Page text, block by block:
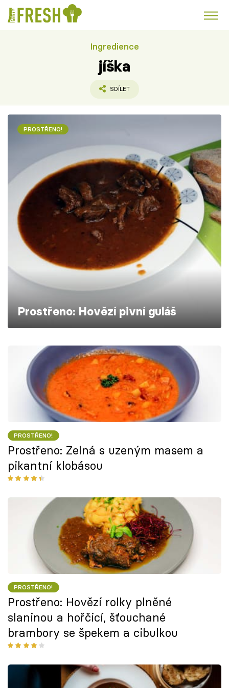
Polévky k večeři
Čokoláda
Témata
Recepty
Články
TV Program
Škola vaření
Recepty z TV
Speciál: Cuketa
Těhotnej kuchař
Přihlášení
Sledujte nás
Ingredience
jíška
SDÍLET
PROSTŘENO!
Prostřeno: Hovězí pivní guláš
PROSTŘENO!
Prostřeno: Zelná s uzeným masem a
pikantní klobásou
PROSTŘENO!
Prostřeno: Hovězí rolky plněné
slaninou a hořčicí, šťouchané
brambory se špekem a cibulkou